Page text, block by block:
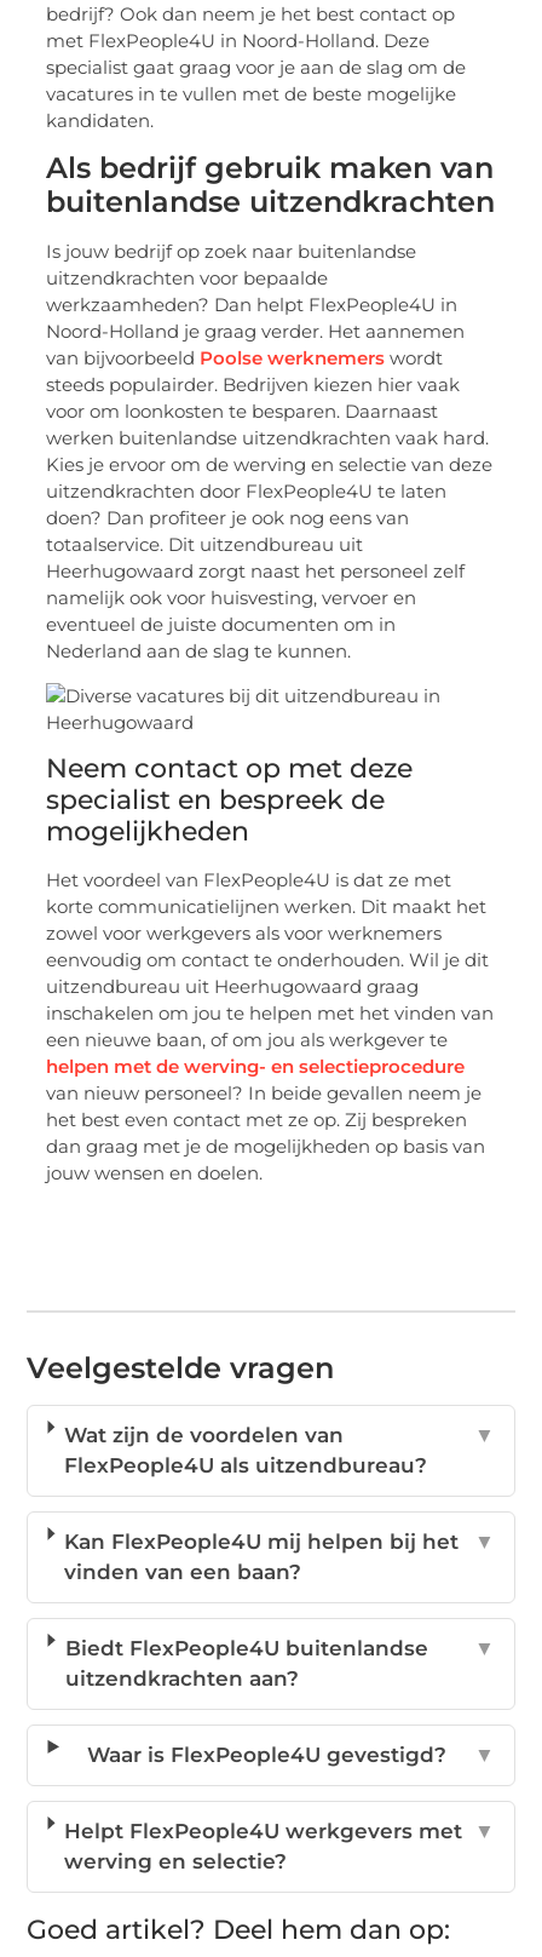
bedrijf? Ook dan neem je het best contact op
met FlexPeople4U in Noord-Holland. Deze
specialist gaat graag voor je aan de slag om de
vacatures in te vullen met de beste mogelijke
kandidaten.
Als bedrijf gebruik maken van
buitenlandse uitzendkrachten
Is jouw bedrijf op zoek naar buitenlandse
uitzendkrachten voor bepaalde
werkzaamheden? Dan helpt FlexPeople4U in
Noord-Holland je graag verder. Het aannemen
van bijvoorbeeld Poolse werknemers wordt
steeds populairder. Bedrijven kiezen hier vaak
voor om loonkosten te besparen. Daarnaast
werken buitenlandse uitzendkrachten vaak hard.
Kies je ervoor om de werving en selectie van deze
uitzendkrachten door FlexPeople4U te laten
doen? Dan profiteer je ook nog eens van
totaalservice. Dit uitzendbureau uit
Heerhugowaard zorgt naast het personeel zelf
namelijk ook voor huisvesting, vervoer en
eventueel de juiste documenten om in
Nederland aan de slag te kunnen.
Neem contact op met deze
specialist en bespreek de
mogelijkheden
Het voordeel van FlexPeople4U is dat ze met
korte communicatielijnen werken. Dit maakt het
zowel voor werkgevers als voor werknemers
eenvoudig om contact te onderhouden. Wil je dit
uitzendbureau uit Heerhugowaard graag
inschakelen om jou te helpen met het vinden van
een nieuwe baan, of om jou als werkgever te
helpen met de werving- en selectieprocedure
van nieuw personeel? In beide gevallen neem je
het best even contact met ze op. Zij bespreken
dan graag met je de mogelijkheden op basis van
jouw wensen en doelen.
Veelgestelde vragen
Wat zijn de voordelen van
FlexPeople4U als uitzendbureau?
▼
Kan FlexPeople4U mij helpen bij het
vinden van een baan?
▼
Biedt FlexPeople4U buitenlandse
uitzendkrachten aan?
▼
Waar is FlexPeople4U gevestigd? ▼
Helpt FlexPeople4U werkgevers met
werving en selectie?
▼
Goed artikel? Deel hem dan op: